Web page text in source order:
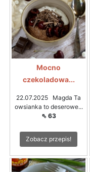
Mocno
czekoladowa...
22.07.2025 Magda Ta
owsianka to deserowe...
⇖ 63
Zobacz przepis!